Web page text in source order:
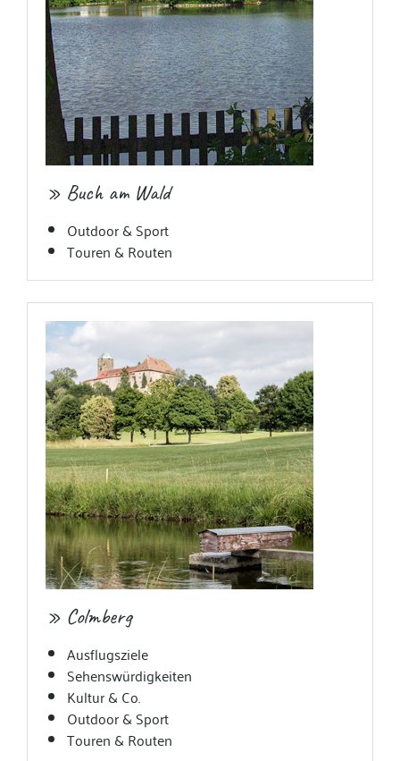
» Buch am Wald
Outdoor & Sport
Touren & Routen
» Colmberg
Ausflugsziele
Sehenswürdigkeiten
Kultur & Co.
Outdoor & Sport
Touren & Routen